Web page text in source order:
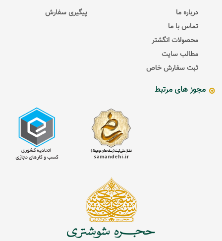
درباره ما
تماس با ما
محصولات انگشتر
مطالب سایت
ثبت سفارش خاص
پیگیری سفارش
مجوز های مرتبط